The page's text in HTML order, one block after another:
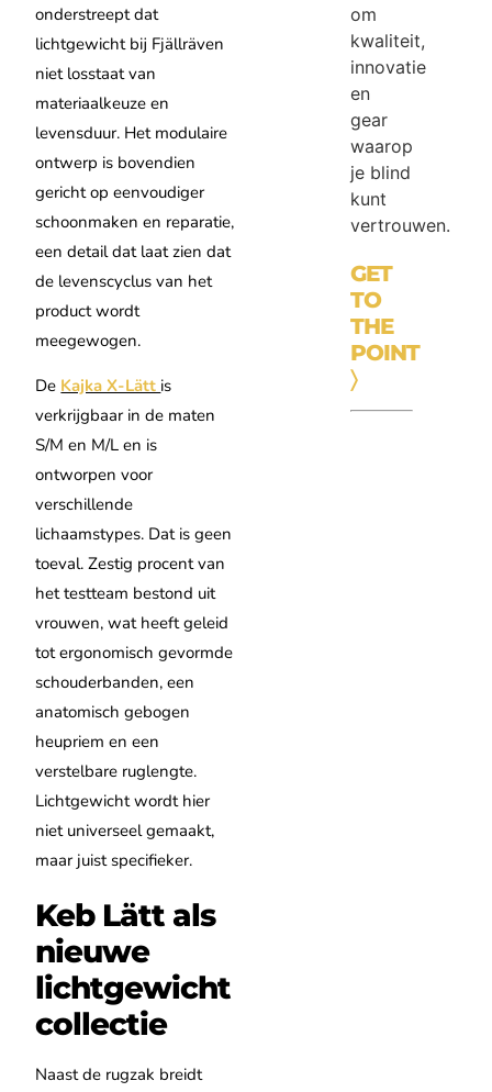
onderstreept dat
lichtgewicht bij Fjällräven
niet losstaat van
materiaalkeuze en
levensduur. Het modulaire
ontwerp is bovendien
gericht op eenvoudiger
schoonmaken en reparatie,
een detail dat laat zien dat
de levenscyclus van het
product wordt
meegewogen.
De Kajka X-Lätt is
verkrijgbaar in de maten
S/M en M/L en is
ontworpen voor
verschillende
lichaamstypes. Dat is geen
toeval. Zestig procent van
het testteam bestond uit
vrouwen, wat heeft geleid
tot ergonomisch gevormde
schouderbanden, een
anatomisch gebogen
heupriem en een
verstelbare ruglengte.
Lichtgewicht wordt hier
niet universeel gemaakt,
maar juist specifieker.
Keb Lätt als
nieuwe
lichtgewicht
collectie
Naast de rugzak breidt
om
kwaliteit,
innovatie
en
gear
waarop
je blind
kunt
vertrouwen.
GET
TO
THE
POINT
〉